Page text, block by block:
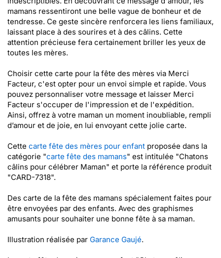
mamans ressentiront une belle vague de bonheur et de
tendresse. Ce geste sincère renforcera les liens familiaux,
laissant place à des sourires et à des câlins. Cette
attention précieuse fera certainement briller les yeux de
toutes les mères.
Choisir cette carte pour la fête des mères via Merci
Facteur, c'est opter pour un envoi simple et rapide. Vous
pouvez personnaliser votre message et laisser Merci
Facteur s'occuper de l'impression et de l'expédition.
Ainsi, offrez à votre maman un moment inoubliable, rempli
d’amour et de joie, en lui envoyant cette jolie carte.
Cette carte fête des mères pour enfant proposée dans la
catégorie "carte fête des mamans" est intitulée "Chatons
câlins pour célébrer Maman" et porte la référence produit
"CARD-7318".
Des carte de la fête des mamans spécialement faites pour
être envoyées par des enfants. Avec des graphismes
amusants pour souhaiter une bonne fête à sa maman.
Illustration réalisée par Garance Gaujé.